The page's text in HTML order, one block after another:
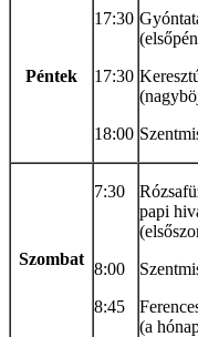
Péntek
17:30
17:30
18:00
Szombat
7:30
8:00
8:45
papi
(a